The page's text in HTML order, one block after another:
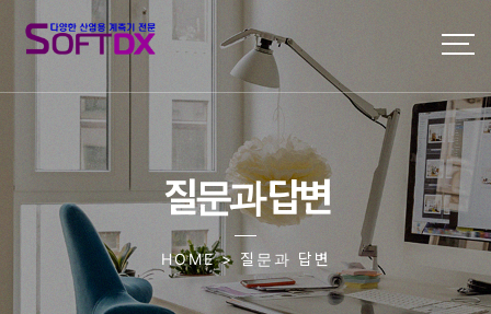
질문과 답변
HOME > 질문과 답변